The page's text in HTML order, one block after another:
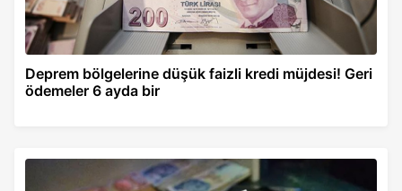
Deprem bölgelerine düşük faizli kredi müjdesi! Geri
ödemeler 6 ayda bir